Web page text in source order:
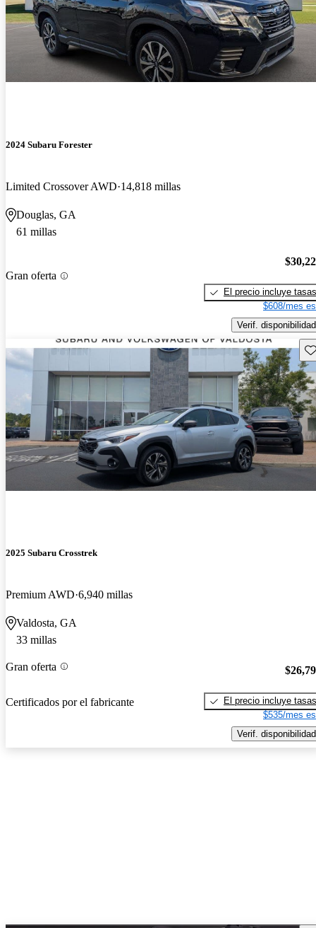
2024 Subaru Forester
Limited Crossover AWD 14,818 millas
Douglas, GA
61 millas
Gran oferta
El precio incluye tasas
$608/mes
Verif. disponibilidad
2025 Subaru Crosstrek
Premium AWD 6,940 millas
Valdosta, GA
33 millas
Gran oferta
Certificados por el fabricante
El precio incluye tasas
$535/mes
Verif. disponibilidad